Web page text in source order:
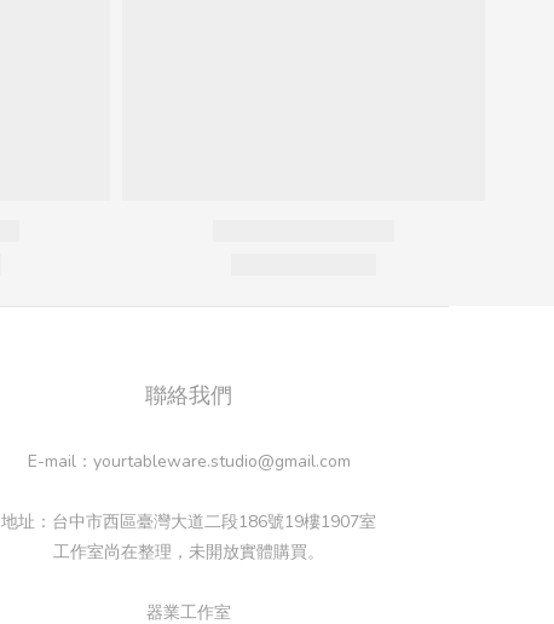
聯絡我們
E-mail：yourtableware.studio@gmail.com
地址：台中市西區臺灣大道二段186號19樓1907室
工作室尚在整理，未開放實體購買。
器業工作室